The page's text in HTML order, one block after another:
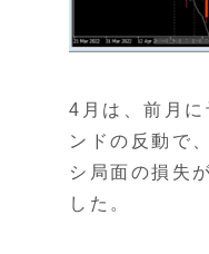
4月は、前月
ンドの反動で
シ局面の損失
した。